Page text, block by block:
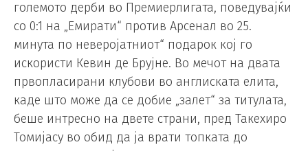
големото дерби во Премиерлигата, поведувајќи
со 0:1 на „Емирати“ против Арсенал во 25.
минута по неверојатниот“ подарок кој го
искористи Кевин де Брујне. Во мечот на двата
првопласирани клубови во англиската елита,
каде што може да се добие „залет“ за титулата,
беше интресно на двете страни, пред Такехиро
Томијасу во обид да ја врати топката до